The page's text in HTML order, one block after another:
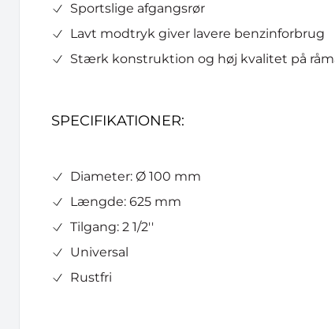
Sportslige afgangsrør
Lavt modtryk giver lavere benzinforbrug
Stærk konstruktion og høj kvalitet på
SPECIFIKATIONER:
Diameter: Ø 100 mm
Længde: 625 mm
Tilgang: 2 1/2''
Universal
Rustfri